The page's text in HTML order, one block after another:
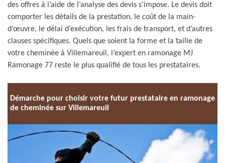
des offres à l’aide de l’analyse des devis s’impose. Le devis doit
comporter les détails de la prestation, le coût de la main-
d’œuvre, le délai d’exécution, les frais de transport, et d’autres
clauses spécifiques. Quels que soient la forme et la taille de
votre cheminée à Villemareuil, l’expert en ramonage MJ
Ramonage 77 reste le plus qualifié de tous les prestataires.
Démarche pour choisir votre futur prestataire en ramonage
de cheminée sur Villemareuil